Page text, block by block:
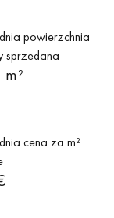
powierzchnia
sprzedana
cena za m²